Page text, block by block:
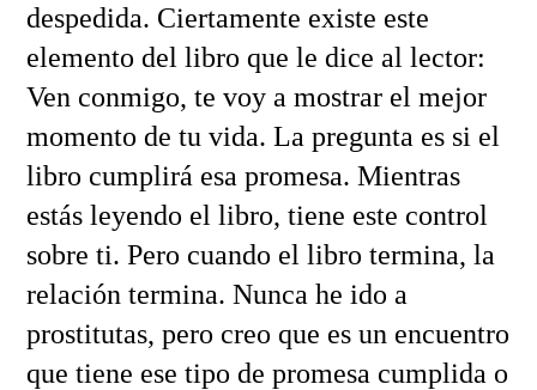
despedida. Ciertamente existe este
elemento del libro que le dice al lector:
Ven conmigo, te voy a mostrar el mejor
momento de tu vida. La pregunta es si el
libro cumplirá esa promesa. Mientras
estás leyendo el libro, tiene este control
sobre ti. Pero cuando el libro termina, la
relación termina. Nunca he ido a
prostitutas, pero creo que es un encuentro
que tiene ese tipo de promesa cumplida o